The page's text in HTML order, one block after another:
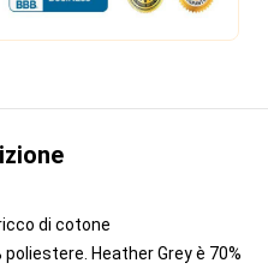
di cotone
Heather Grey è 70%